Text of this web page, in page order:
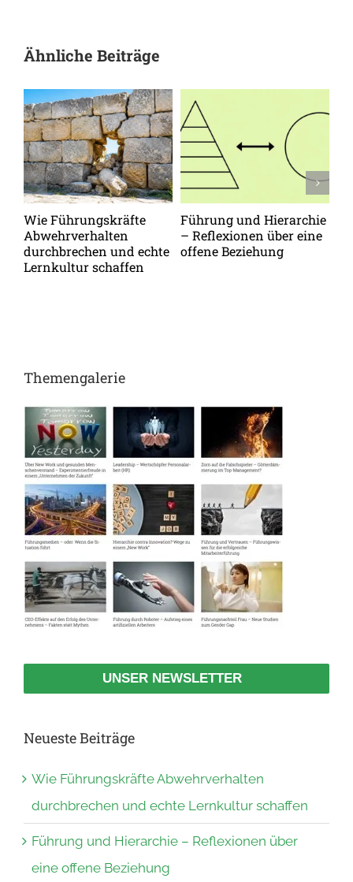
Ähnliche Beiträge
Wie Führungskräfte
Abwehrverhalten
durchbrechen und echte
Lernkultur schaffen
Führung und Hierarchie
– Reflexionen über eine
offene Beziehung
Themengalerie
UNSER NEWSLETTER
Neueste Beiträge
Wie Führungskräfte Abwehrverhalten
durchbrechen und echte Lernkultur schaffen
Führung und Hierarchie – Reflexionen über
eine offene Beziehung